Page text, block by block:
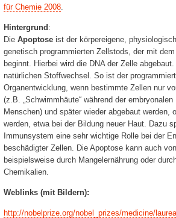
für Chemie 2008.
Hintergrund:
Die Apoptoseist der körpereigene,
genetisch programmierten Zellstods, der mit
beginnt. Hierbei wird die DNA der Zelle
natürlichen Stoffwechsel. So ist der
Organentwicklung, wenn bestimmte Zellen nur
(z.B. „Schwimmhäute“ während der
Menschen) und später wieder abgebaut werden,
werden, etwa bei der Bildung neuer Haut. Dazu
Immunsystem eine sehr wichtige Rolle bei der
beschädigter Zellen. Die Apoptose kann auch
beispielsweise durch Mangelernährung oder
Chemikalien.
Weblinks (mit Bildern):
http://nobelprize.org/nobel_prizes/medicine/